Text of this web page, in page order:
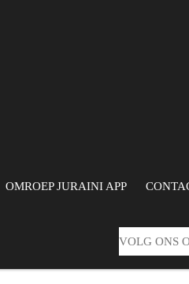
OMROEP JURAINI APP
VOLG ONS